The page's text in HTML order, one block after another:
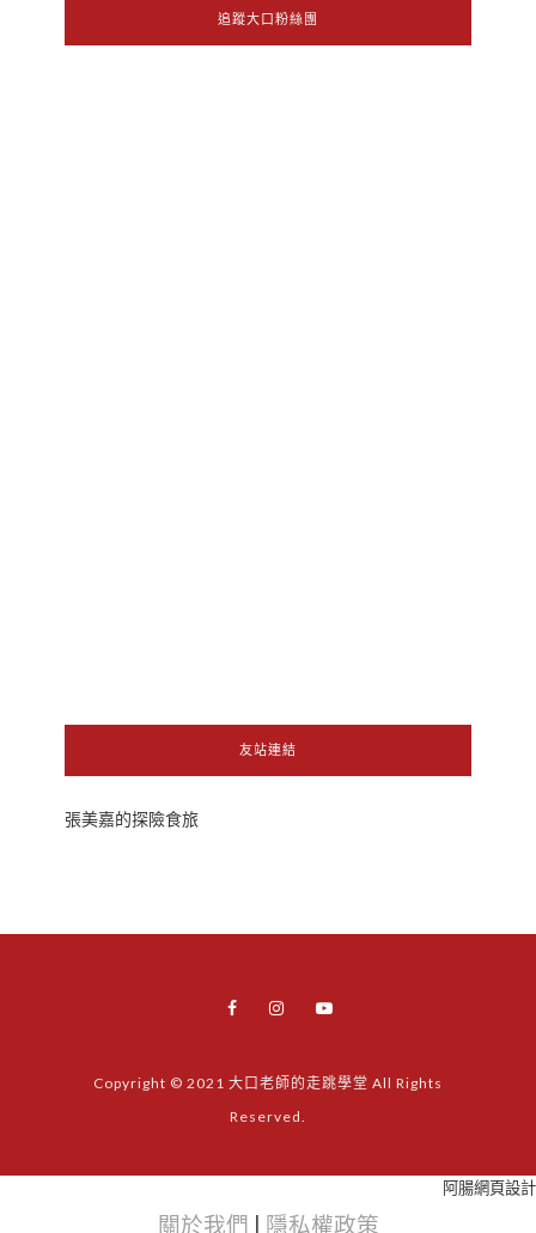
追蹤大口粉絲團
友站連結
張美嘉的探險食旅
Copyright © 2021 大口老師的走跳學堂 All Rights
Reserved.
阿腸網頁設計
關於我們 隱私權政策